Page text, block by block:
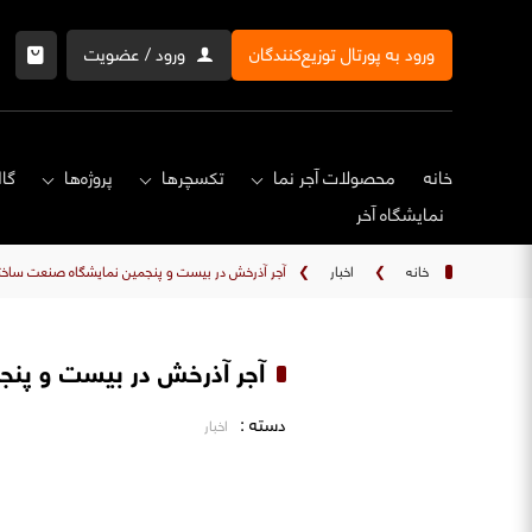
ورود به پورتال توزیع‌کنندگان ورود / عضویت
خانه محصولات آجر نما تکسچرها پروژه‌ها
نمایشگاه‌ آخر
خانه ❯ اخبار ❯ آجر آذرخش در بیست و پنجمین نمایشگاه صنعت ساختمان
آجر آذرخش در بیست و
دسته : اخبار